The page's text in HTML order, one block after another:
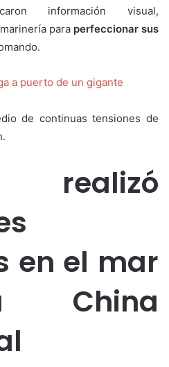
información visual,
para perfeccionar sus
a puerto de un gigante
de continuas tensiones de
realizó
en el mar